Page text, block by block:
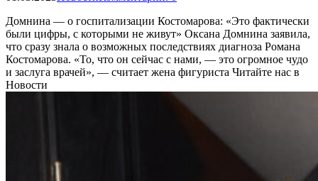
Домнина — о госпитализации Костомарова: «Это фактически
были цифры, с которыми не живут» Оксана Домнина заявила,
что сразу знала о возможных последствиях диагноза Романа
Костомарова. «То, что он сейчас с нами, — это огромное чудо
и заслуга врачей», — считает жена фигуриста Читайте нас в
Новости